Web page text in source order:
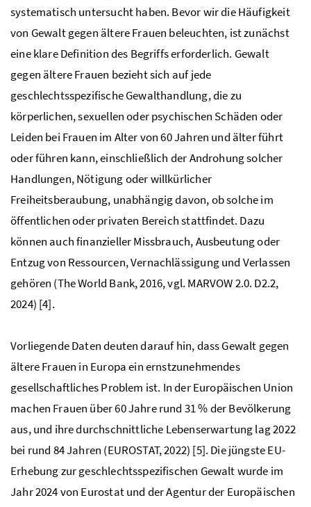
systematisch untersucht haben. Bevor wir die Häufigkeit
von Gewalt gegen ältere Frauen beleuchten, ist zunächst
eine klare Definition des Begriffs erforderlich. Gewalt
gegen ältere Frauen bezieht sich auf jede
geschlechtsspezifische Gewalthandlung, die zu
körperlichen, sexuellen oder psychischen Schäden oder
Leiden bei Frauen im Alter von 60 Jahren und älter führt
oder führen kann, einschließlich der Androhung solcher
Handlungen, Nötigung oder willkürlicher
Freiheitsberaubung, unabhängig davon, ob solche im
öffentlichen oder privaten Bereich stattfindet. Dazu
können auch finanzieller Missbrauch, Ausbeutung oder
Entzug von Ressourcen, Vernachlässigung und Verlassen
gehören (The World Bank, 2016, vgl. MARVOW 2.0. D2.2,
2024) [4].
Vorliegende Daten deuten darauf hin, dass Gewalt gegen
ältere Frauen in Europa ein ernstzunehmendes
gesellschaftliches Problem ist. In der Europäischen Union
machen Frauen über 60 Jahre rund 31 % der Bevölkerung
aus, und ihre durchschnittliche Lebenserwartung lag 2022
bei rund 84 Jahren (EUROSTAT, 2022) [5]. Die jüngste EU-
Erhebung zur geschlechtsspezifischen Gewalt wurde im
Jahr 2024 von Eurostat und der Agentur der Europäischen